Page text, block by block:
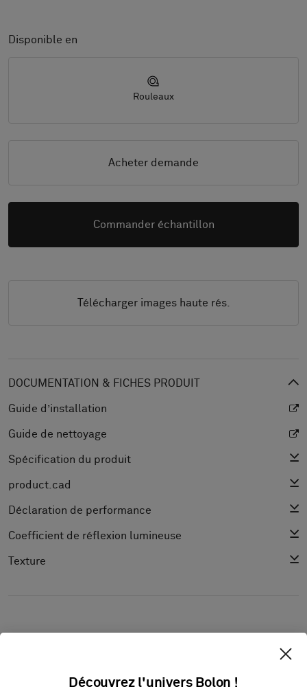
Disponible en
Rouleaux
Acheter demande
Commander échantillon
Télécharger images haute rés.
DOCUMENTATION & FICHES PRODUIT
Guide d’installation
Guide de nettoyage
Spécification du produit
product.cad
Déclaration de performance
Coefficient de réflexion lumineuse
Texture
Découvrez l'univers Bolon !